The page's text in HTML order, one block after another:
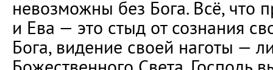
невозможны без Бога. Всё, что
и Ева — это стыд от сознания
Бога, видение своей наготы —